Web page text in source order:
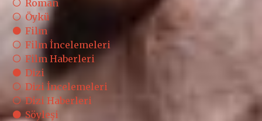
Roman
Öykü
Film
Film İncelemeleri
Film Haberleri
Dizi
Dizi İncelemeleri
Dizi Haberleri
Söyleşi